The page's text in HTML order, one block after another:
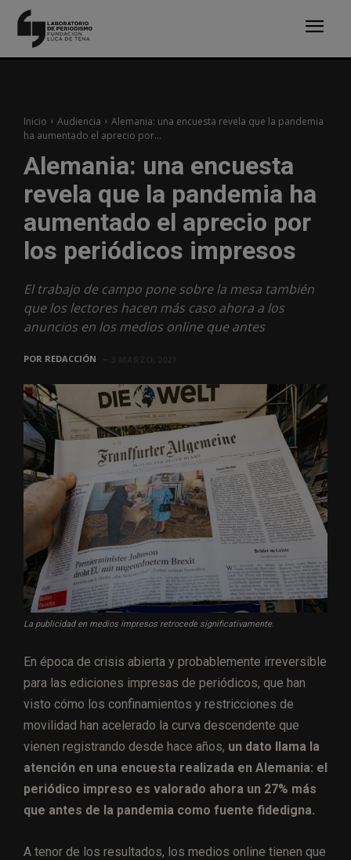
Inicio Audiencia
Alemania: una encuesta revela que la pandemia
ha aumentado el aprecio por...
Alemania: una encuesta
revela que la pandemia ha
aumentado el aprecio por
los periódicos impresos
El trabajo de campo pone sobre la mesa también
que los lectores hacen más caso ahora a los
anuncios en los medios online que antes
POR REDACCIÓN
La publicidad en medios impresos retrocede significativamente.
En época de crisis abierta y probablemente irreversible
para las ediciones impresas de periódicos, que han
visto cómo los confinamientos y restricciones de
movilidad han acelerado la curva descendente que
vienen registrando desde hace años, un dato llama la
atención en una encuesta realizada en Alemania: el
periódico impreso es valorado ahora un 27% más
que antes de la pandemia como fuente fidedigna.
A tenor de los resultados, los medios online tienen que